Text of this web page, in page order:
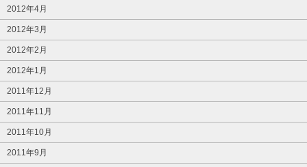
2012年4月
2012年3月
2012年2月
2012年1月
2011年12月
2011年11月
2011年10月
2011年9月